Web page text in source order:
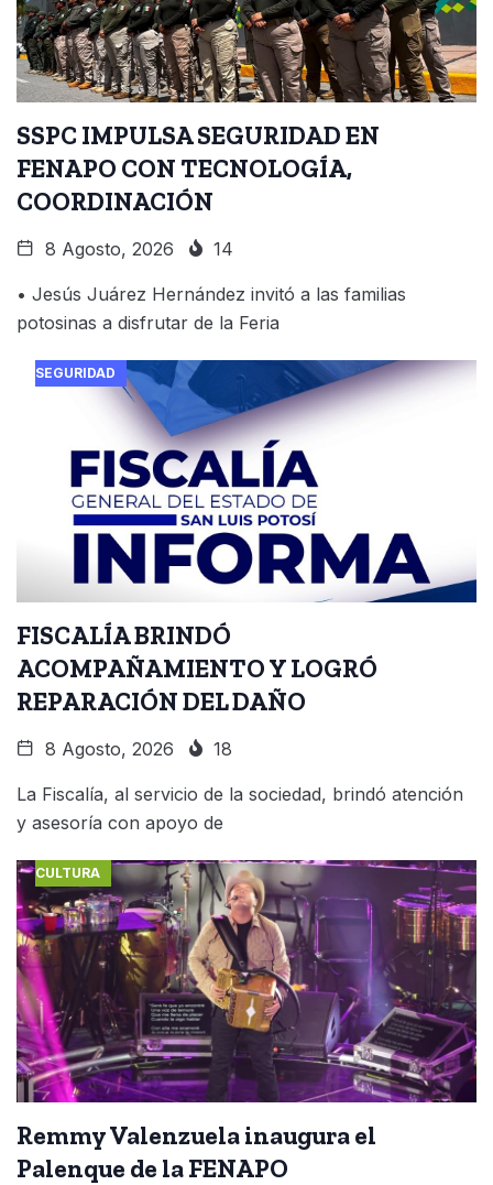
SSPC IMPULSA SEGURIDAD EN
FENAPO CON TECNOLOGÍA,
COORDINACIÓN
8 Agosto, 2026 14
• Jesús Juárez Hernández invitó a las familias
potosinas a disfrutar de la Feria
SEGURIDAD
FISCALÍA BRINDÓ
ACOMPAÑAMIENTO Y LOGRÓ
REPARACIÓN DEL DAÑO
8 Agosto, 2026 18
La Fiscalía, al servicio de la sociedad, brindó atención
y asesoría con apoyo de
CULTURA
Remmy Valenzuela inaugura el
Palenque de la FENAPO